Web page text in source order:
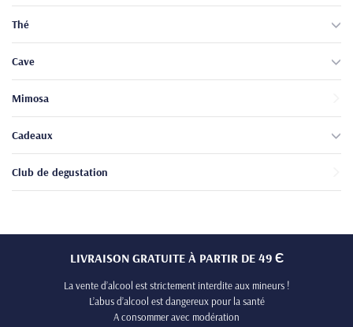
Thé
Cave
Mimosa
Cadeaux
Club de degustation
LIVRAISON GRATUITE À PARTIR DE 49 Є
La vente d’alcool est strictement interdite aux mineurs !
L’abus d’alcool est dangereux pour la santé
A consommer avec modération